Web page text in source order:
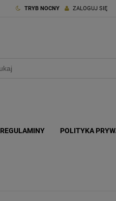
ZALOGUJ SIĘ
TRYB NOCNY
REGULAMINY POLITYKA